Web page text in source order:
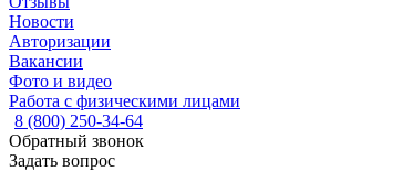
Новости
Авторизации
Вакансии
Фото и видео
Работа с физическими лицами
8 (800) 250-34-64
Обратный звонок
Задать вопрос